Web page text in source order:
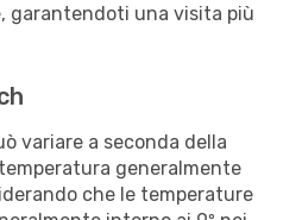
garantendoti una visita più
variare a seconda della
generalmente
che le temperature